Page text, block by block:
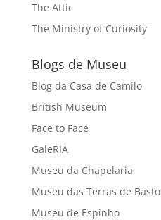
The Attic
The Ministry of Curiosity
Blogs de Museu
Blog da Casa de Camilo
British Museum
Face to Face
GaleRIA
Museu da Chapelaria
Museu das Terras de Basto
Museu de Espinho